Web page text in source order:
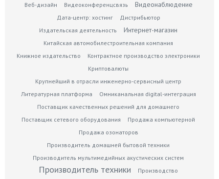
Веб-дизайн
Видеоконференцсвязь Видеонаблюдение
Дата-центр: хостинг
Дистрибьютор
Издательская деятельность
Интернет-магазин
Китайская автомобилестроительная компания
Книжное издательство
Контрактное производство электроники
Криптовалюты
Крупнейший в отрасли инженерно-сервисный центр
Литературная платформа
Омниканальная digital-интеграция
Поставщик качественных решений для домашнего
Поставщик сетевого оборудования
Продажа компьютерной
Продажа озонаторов
Производитель домашней бытовой техники
Производитель мультимедийных акустических систем
Производитель техники
Производство